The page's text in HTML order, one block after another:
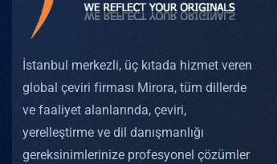
İstanbul merkezli, üç kıtada hizmet veren
global çeviri firması Mirora, tüm dillerde
ve faaliyet alanlarında, çeviri,
yerelleştirme ve dil danışmanlığı
gereksinimlerinize profesyonel çözümler